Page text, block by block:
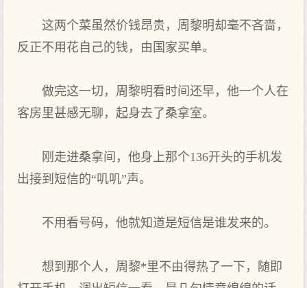
这两个菜虽然价钱昂贵，周黎明却毫不吝啬，
反正不用花自己的钱，由国家买单。
做完这一切，周黎明看时间还早，他一个人在
客房里甚感无聊，起身去了桑拿室。
刚走进桑拿间，他身上那个136开头的手机发
出接到短信的“叽叽”声。
不用看号码，他就知道是短信是谁发来的。
想到那个人，周黎*里不由得热了一下，随即